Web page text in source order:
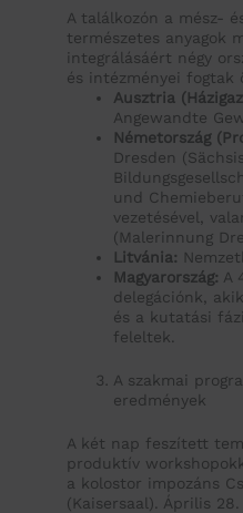
A találkozón a mész-
természetes anyagok
integrálásáért négy
és intézményei fogtak
Ausztria
Angewandte
Németország
Dresden
und
vezetésével,
(Malerinnung
Litvánia:
Magyarország: A
delegációnk,
és a kutatási
feleltek.
A szakmai
eredmények
A két nap feszített
produktív
a kolostor impozáns
(Kaisersaal). Április